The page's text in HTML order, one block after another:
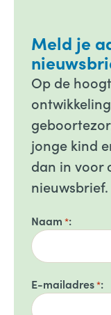
Meld je
Op de
jonge kind
dan in voor
nieuwsbrief.
Naam *
E-mailadres*